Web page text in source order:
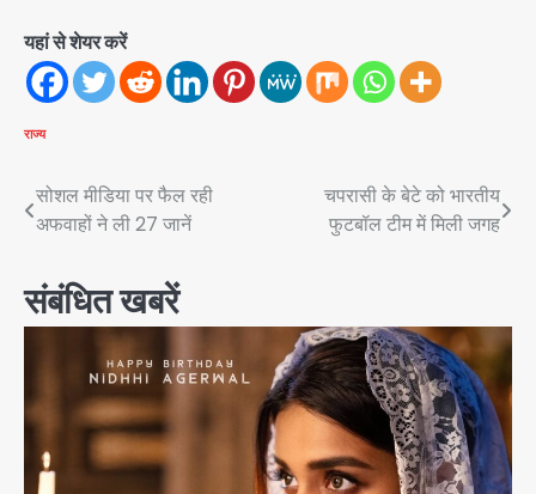
यहां से शेयर करें
राज्य
Post
navigation
सोशल मीडिया पर फैल रही
अफवाहों ने ली 27 जानें
चपरासी के बेटे को भारतीय
फुटबॉल टीम में मिली जगह
संबंधित खबरें